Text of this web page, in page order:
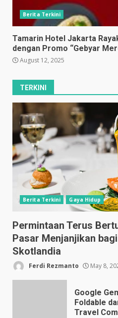
Berita Terkini
Tamarin Hotel Jakarta
dengan Promo “Gebyar
August 12, 2025
TERKINI
Berita Terkini Gaya Hidup
Permintaan Terus
Pasar Menjanjikan
Skotlandia
Ferdi Rezmanto May 8,
Google
Foldable
Travel